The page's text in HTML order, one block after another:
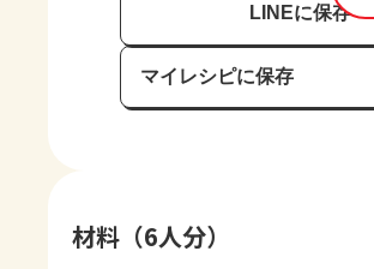
LINEに保存
マイレシピに保存
保存済み
材料（6人分）